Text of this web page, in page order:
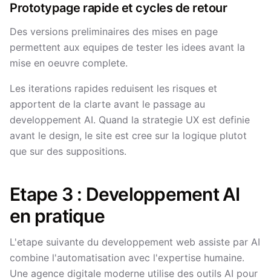
Prototypage rapide et cycles de retour
Des versions preliminaires des mises en page
permettent aux equipes de tester les idees avant la
mise en oeuvre complete.
Les iterations rapides reduisent les risques et
apportent de la clarte avant le passage au
developpement AI. Quand la strategie UX est definie
avant le design, le site est cree sur la logique plutot
que sur des suppositions.
Etape 3 : Developpement AI
en pratique
L'etape suivante du developpement web assiste par AI
combine l'automatisation avec l'expertise humaine.
Une agence digitale moderne utilise des outils AI pour